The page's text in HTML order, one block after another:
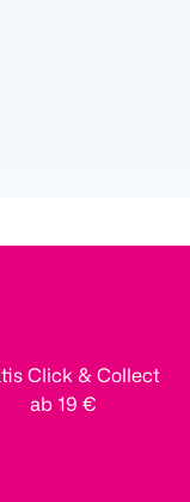
Click & Collect
ab 19 €